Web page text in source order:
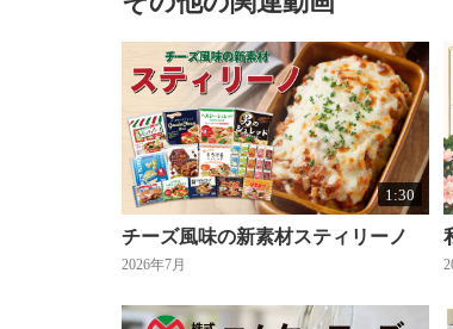
1:30
チーズ風味の新素材スティリーノ
2026年7月